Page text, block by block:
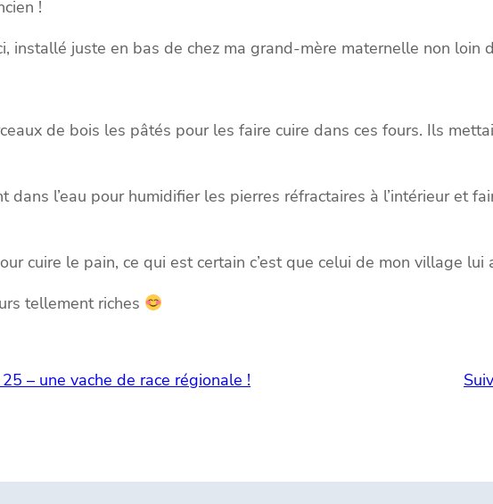
!
installé juste en bas de chez ma grand-mère maternelle non loin
de bois les pâtés pour les faire cuire dans ces fours. Ils
dans l’eau pour humidifier les pierres réfractaires à l’intérieur et
cuire le pain, ce qui est certain c’est que celui de mon village
tellement riches
– une vache de race régionale !